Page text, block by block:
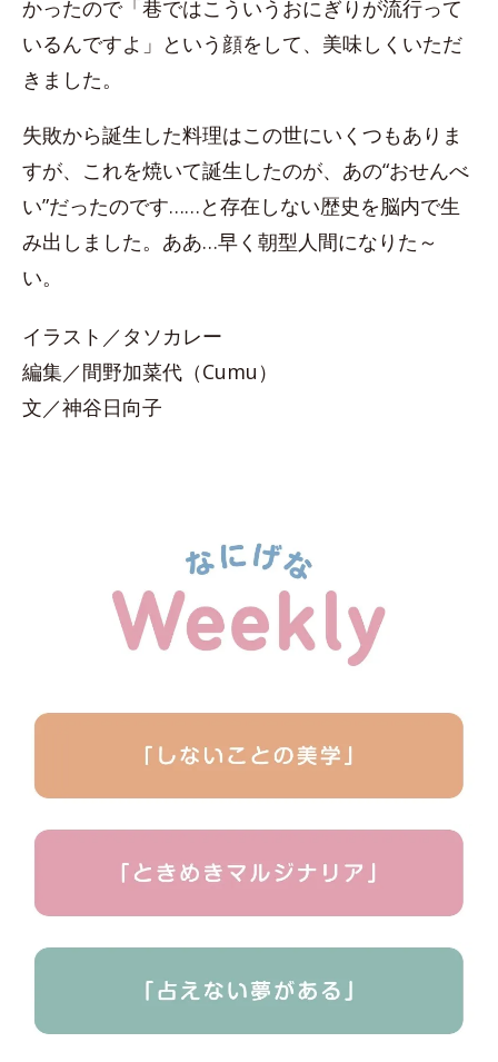
かったので「巷ではこういうおにぎりが流行って
いるんですよ」という顔をして、美味しくいただ
きました。
失敗から誕生した料理はこの世にいくつもありま
すが、これを焼いて誕生したのが、あの“おせんべ
い”だったのです……と存在しない歴史を脳内で生
み出しました。ああ…早く朝型人間になりた～
い。
イラスト／タソカレー
編集／間野加菜代（Cumu）
文／神谷日向子